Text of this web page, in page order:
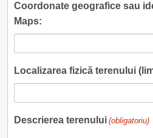
Coordonate geografice sau
Maps:
Localizarea fizică terenului
Descrierea terenului (obligatoriu)